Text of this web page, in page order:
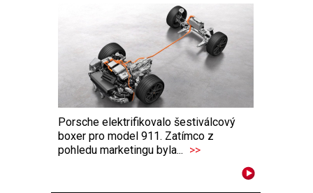
Porsche elektrifikovalo šestiválcový
boxer pro model 911. Zatímco z
pohledu marketingu byla... >>